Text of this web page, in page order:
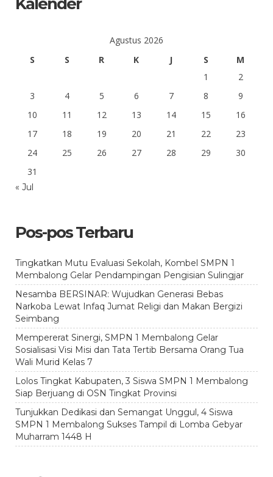
Agustus 2026
S
S R K J S
M
1
2
3
4 5 6 7 8
9
10
11 12 13 14 15
16
17
18 19 20 21 22
23
24
25 26 27 28 29
30
31
« Jul
Pos-pos Terbaru
Tingkatkan Mutu Evaluasi Sekolah, Kombel SMPN 1
Membalong Gelar Pendampingan Pengisian Sulingjar
Nesamba BERSINAR: Wujudkan Generasi Bebas
Narkoba Lewat Infaq Jumat Religi dan Makan Bergizi
Seimbang
Mempererat Sinergi, SMPN 1 Membalong Gelar
Sosialisasi Visi Misi dan Tata Tertib Bersama Orang Tua
Wali Murid Kelas 7
Lolos Tingkat Kabupaten, 3 Siswa SMPN 1 Membalong
Siap Berjuang di OSN Tingkat Provinsi
Tunjukkan Dedikasi dan Semangat Unggul, 4 Siswa
SMPN 1 Membalong Sukses Tampil di Lomba Gebyar
Muharram 1448 H